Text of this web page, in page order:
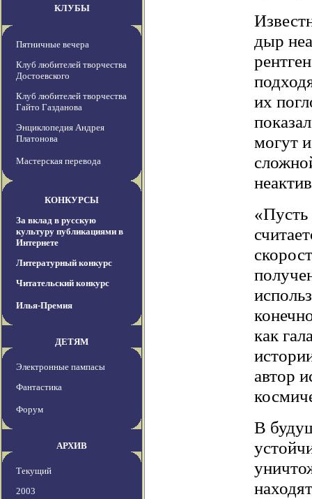
КЛУБЫ
Пятничные вечера
Клуб любителей творчества
Достоевского
Клуб любителей творчества
Гайто Газданова
Энциклопедия Андрея
Платонова
Мастерская перевода
КОНКУРСЫ
За вклад в русскую
культуру публикациями в
Интернете
Литературный конкурс
Читательский конкурс
Илья-Премия
ДЕТЯМ
Электронные пампасы
Фантастика
Форум
АРХИВ
Текущий
2003
дыр
их
могут
«Пусть
как
автор
В